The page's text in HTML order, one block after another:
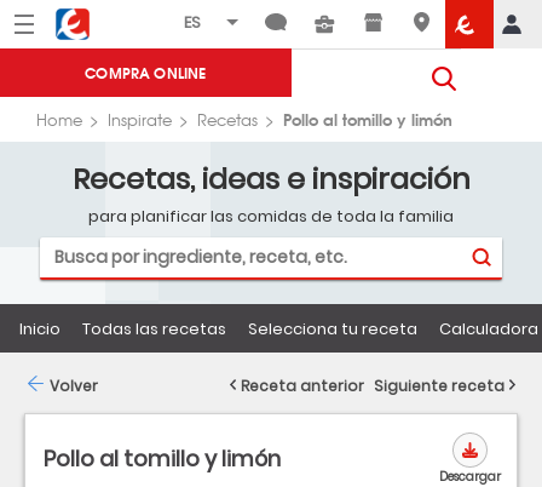
Menú Eroski
COMPRA ONLINE
Home Inspirate Recetas Pollo al tomillo y limón
Recetas, ideas e inspiración
para planificar las comidas de toda la familia
Inicio Todas las recetas Selecciona tu receta
Pollo al tomillo y limón
Descargar
Volver Receta anterior Siguiente receta